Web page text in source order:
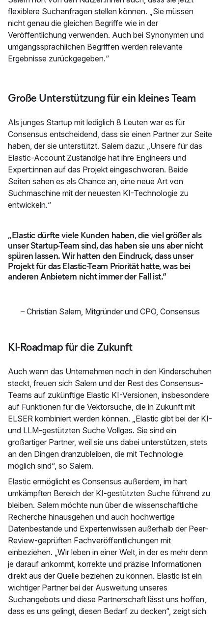
flexiblere Suchanfragen stellen können. „Sie müssen
nicht genau die gleichen Begriffe wie in der
Veröffentlichung verwenden. Auch bei Synonymen und
umgangssprachlichen Begriffen werden relevante
Ergebnisse zurückgegeben.“
Große Unterstützung für ein kleines Team
Als junges Startup mit lediglich 8 Leuten war es für
Consensus entscheidend, dass sie einen Partner zur Seite
haben, der sie unterstützt. Salem dazu: „Unsere für das
Elastic-Account Zuständige hat ihre Engineers und
Expert:innen auf das Projekt eingeschworen. Beide
Seiten sahen es als Chance an, eine neue Art von
Suchmaschine mit der neuesten KI-Technologie zu
entwickeln.“
„Elastic dürfte viele Kunden haben, die viel größer als
unser Startup-Team sind, das haben sie uns aber nicht
spüren lassen. Wir hatten den Eindruck, dass unser
Projekt für das Elastic-Team Priorität hatte, was bei
anderen Anbietern nicht immer der Fall ist.“
– Christian Salem, Mitgründer und CPO, Consensus
KI-Roadmap für die Zukunft
Auch wenn das Unternehmen noch in den Kinderschuhen
steckt, freuen sich Salem und der Rest des Consensus-
Teams auf zukünftige Elastic KI-Versionen, insbesondere
auf Funktionen für die Vektorsuche, die in Zukunft mit
ELSER kombiniert werden können. „Elastic gibt bei der KI-
und LLM-gestützten Suche Vollgas. Sie sind ein
großartiger Partner, weil sie uns dabei unterstützen, stets
an den Dingen dranzubleiben, die mit Technologie
möglich sind“, so Salem.
Elastic ermöglicht es Consensus außerdem, im hart
umkämpften Bereich der KI-gestützten Suche führend zu
bleiben. Salem möchte nun über die wissenschaftliche
Recherche hinausgehen und auch hochwertige
Datenbestände und Expertenwissen außerhalb der Peer-
Review-geprüften Fachveröffentlichungen mit
einbeziehen. „Wir leben in einer Welt, in der es mehr denn
je darauf ankommt, korrekte und präzise Informationen
direkt aus der Quelle beziehen zu können. Elastic ist ein
wichtiger Partner bei der Ausweitung unseres
Suchangebots und diese Partnerschaft lässt uns hoffen,
dass es uns gelingt, diesen Bedarf zu decken“, zeigt sich